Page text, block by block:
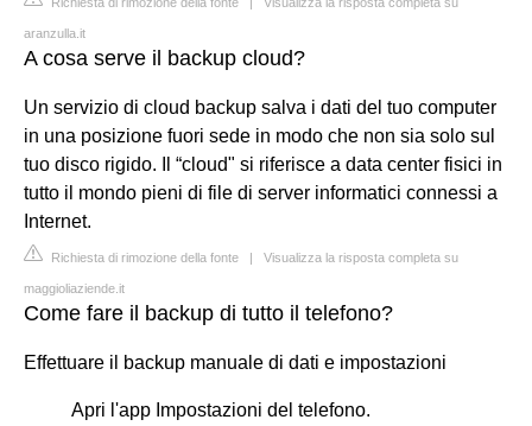
aranzulla.it
A cosa serve il backup cloud?
Un servizio di cloud backup salva i dati del tuo computer
in una posizione fuori sede in modo che non sia solo sul
tuo disco rigido. Il “cloud" si riferisce a data center fisici in
tutto il mondo pieni di file di server informatici connessi a
Internet.
Richiesta di rimozione della fonte | Visualizza la risposta completa su
maggioliaziende.it
Come fare il backup di tutto il telefono?
Effettuare il backup manuale di dati e impostazioni
Apri l'app Impostazioni del telefono.